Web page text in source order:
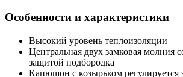
Особенности и характеристики
Высокий уровень теплоизоляции
Центральная двух замковая молния
защитой подбородка
Капюшон с козырьком регулируется